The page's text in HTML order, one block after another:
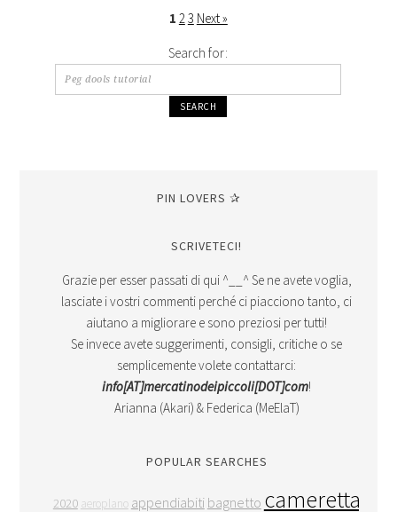
1 23 Next »
Search for:
PIN LOVERS ✰
SCRIVETECI!
Grazie per esser passati di qui ^__^ Se ne avete voglia,
lasciate i vostri commenti perché ci piacciono tanto, ci
aiutano a migliorare e sono preziosi per tutti!
Se invece avete suggerimenti, consigli, critiche o se
semplicemente volete contattarci:
info[AT]mercatinodeipiccoli[DOT]com!
Arianna (Akari) & Federica (MeElaT)
POPULAR SEARCHES
2020 aeroplano appendiabiti bagnetto cameretta